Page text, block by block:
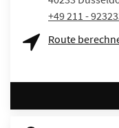
+49 211 -
Route